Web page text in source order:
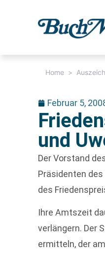
Home >
Februar 5,
und
Der Vorstand
Präsidenten des
des
Ihre Amtszeit
verlängern. Der
ermitteln, der